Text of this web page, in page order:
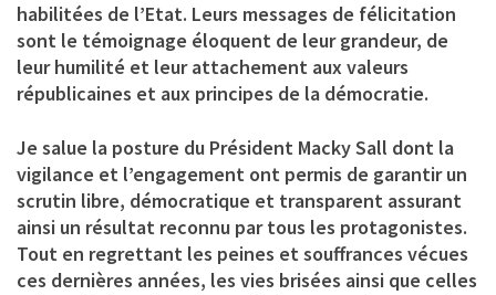
habilitées de l’Etat. Leurs messages de félicitation
sont le témoignage éloquent de leur grandeur, de
leur humilité et leur attachement aux valeurs
républicaines et aux principes de la démocratie.
Je salue la posture du Président Macky Sall dont la
vigilance et l’engagement ont permis de garantir un
scrutin libre, démocratique et transparent assurant
ainsi un résultat reconnu par tous les protagonistes.
Tout en regrettant les peines et souffrances vécues
ces dernières années, les vies brisées ainsi que celles